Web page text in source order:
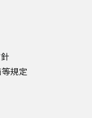
規定